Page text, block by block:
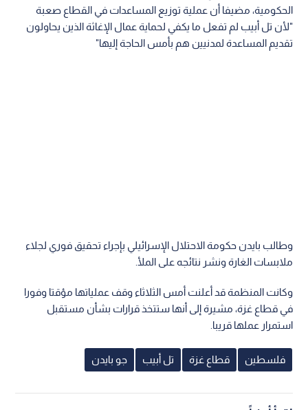
الحكومية، مضيفا أن عملية توزيع المساعدات في القطاع صعبة
"لأن تل أبيب لم تفعل ما يكفي لحماية عمال الإغاثة الذين يحاولون
تقديم المساعدة لمدنيين هم بأمس الحاجة إليها"
وطالب بايدن حكومة الاحتلال الإسرائيلي بإجراء تحقيق فوري لجلاء
ملابسات الغارة ونشر نتائجه على الملأ.
وكانت المنظمة قد أعلنت أمس الثلاثاء وقف عملياتها مؤقتا وفورا
في قطاع غزة، مشيرة إلى أنها ستتخذ قرارات بشأن مستقبل
استمرار عملها قريبا.
فلسطين قطاع غزة تل أبيب جو بايدن